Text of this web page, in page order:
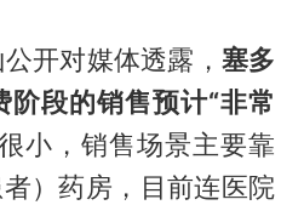
开对媒体透露， 塞多
阶段的销售预计“非常
小，销售场景主要靠
）药房，目前连医院